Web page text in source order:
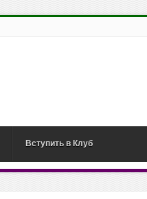
Вступить в Клуб